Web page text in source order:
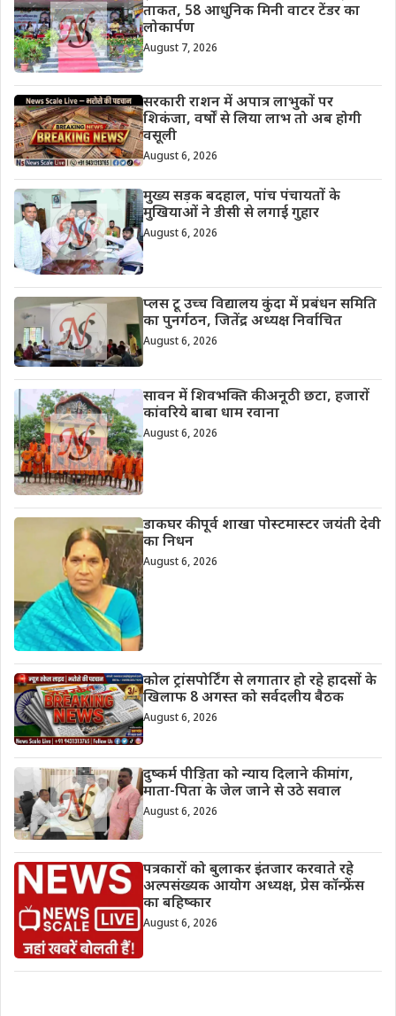
ताकत, 58 आधुनिक मिनी वाटर टेंडर का
लोकार्पण
August 7, 2026
सरकारी राशन में अपात्र लाभुकों पर
शिकंजा, वर्षों से लिया लाभ तो अब होगी
वसूली
August 6, 2026
मुख्य सड़क बदहाल, पांच पंचायतों के
मुखियाओं ने डीसी से लगाई गुहार
August 6, 2026
प्लस टू उच्च विद्यालय कुंदा में प्रबंधन समिति
का पुनर्गठन, जितेंद्र अध्यक्ष निर्वाचित
August 6, 2026
सावन में शिवभक्ति की अनूठी छटा, हजारों
कांवरिये बाबा धाम रवाना
August 6, 2026
डाकघर की पूर्व शाखा पोस्टमास्टर जयंती देवी
का निधन
August 6, 2026
कोल ट्रांसपोर्टिंग से लगातार हो रहे हादसों के
खिलाफ 8 अगस्त को सर्वदलीय बैठक
August 6, 2026
दुष्कर्म पीड़िता को न्याय दिलाने की मांग,
माता-पिता के जेल जाने से उठे सवाल
August 6, 2026
पत्रकारों को बुलाकर इंतजार करवाते रहे
अल्पसंख्यक आयोग अध्यक्ष, प्रेस कॉन्फ्रेंस
का बहिष्कार
August 6, 2026